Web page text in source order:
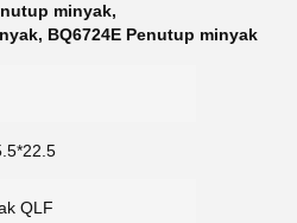
minyak,
, BQ6724E Penutup minyak
QLF